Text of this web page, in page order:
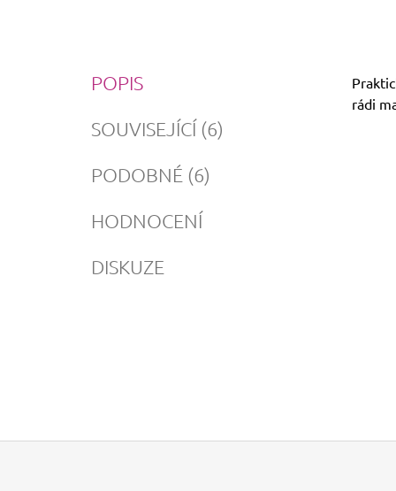
POPIS
SOUVISEJÍCÍ (6)
PODOBNÉ (6)
HODNOCENÍ
DISKUZE
rádi